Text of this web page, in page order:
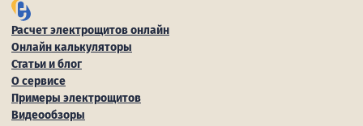
Расчет электрощитов онлайн
Онлайн калькуляторы
Статьи и блог
О сервисе
Примеры электрощитов
Видеообзоры